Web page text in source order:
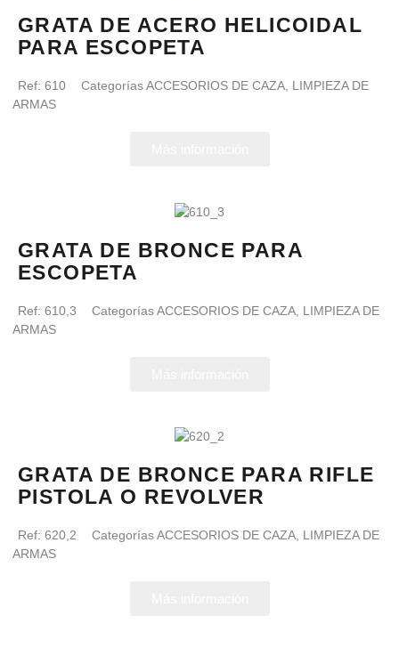
GRATA DE ACERO HELICOIDAL
PARA ESCOPETA
Ref: 610 CategoríasACCESORIOS DE CAZA LIMPIEZA DE
ARMAS
GRATA DE BRONCE PARA
ESCOPETA
Ref: 610,3 CategoríasACCESORIOS DE CAZA LIMPIEZA DE
ARMAS
GRATA DE BRONCE PARA RIFLE
PISTOLA O REVOLVER
Ref: 620,2 CategoríasACCESORIOS DE CAZA, LIMPIEZA DE
ARMAS